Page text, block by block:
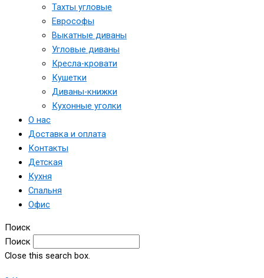
Тахты угловые
Еврософы
Выкатные диваны
Угловые диваны
Кресла-кровати
Кушетки
Диваны-книжки
Кухонные уголки
О нас
Доставка и оплата
Контакты
Детская
Кухня
Спальня
Офис
Поиск
Поиск
Close this search box.